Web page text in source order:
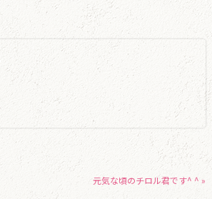
元気な頃のチロル君です^ ^ »